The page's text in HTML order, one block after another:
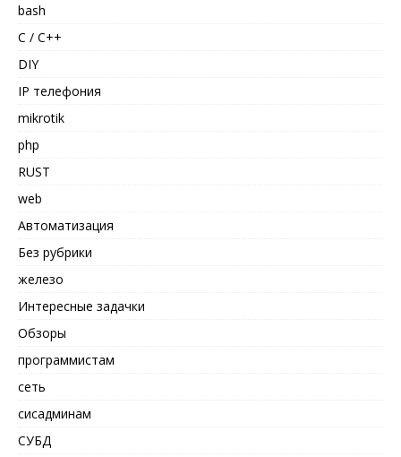
bash
C / C++
DIY
IP телефония
mikrotik
php
RUST
web
Автоматизация
Без рубрики
железо
Интересные задачки
Обзоры
программистам
сеть
сисадминам
СУБД